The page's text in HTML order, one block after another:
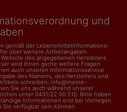
und
gemäß der Lebensmittel­informations­
über weitere Artikelangaben
des angegebenen Herstellers
wird Ihnen gerne weitere Fragen
auch unseren Informationsservice
des Namens, des Herstellers und
schreiben: info@meine-
Sie uns auch während unserer
unter 0431/22 00 515. Bitte haben
Informationen erst bei Vorliegen
verfügbar sein können.